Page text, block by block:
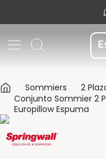
Sommiers
2
Conjunto Sommier 2
Europillow Espuma